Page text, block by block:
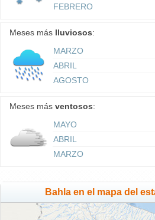
FEBRERO
Meses más lluviosos:
MARZO
ABRIL
AGOSTO
Meses más ventosos:
MAYO
ABRIL
MARZO
Bahla en el mapa del